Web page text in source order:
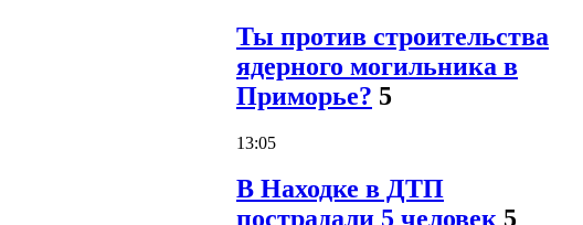
Ты против строительства
ядерного могильника в
Приморье? 5
13:05
В Находке в ДТП
пострадали 5 человек 5